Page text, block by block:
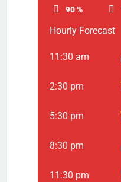
90 %
Hourly Forecast
11:30 am
2:30 pm
5:30 pm
8:30 pm
11:30 pm